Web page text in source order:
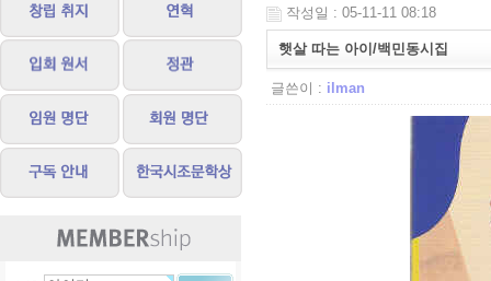
작성일 : 05-11-11 08:18
햇살 따는 아이/백민동시집
글쓴이 : ilman